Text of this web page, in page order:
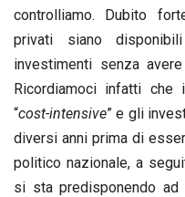
controlliamo. Dubito
privati siano
investimenti senza
Ricordiamoci infatti
“cost-intensive” e gli
diversi anni prima di
politico nazionale, a
si sta predisponendo